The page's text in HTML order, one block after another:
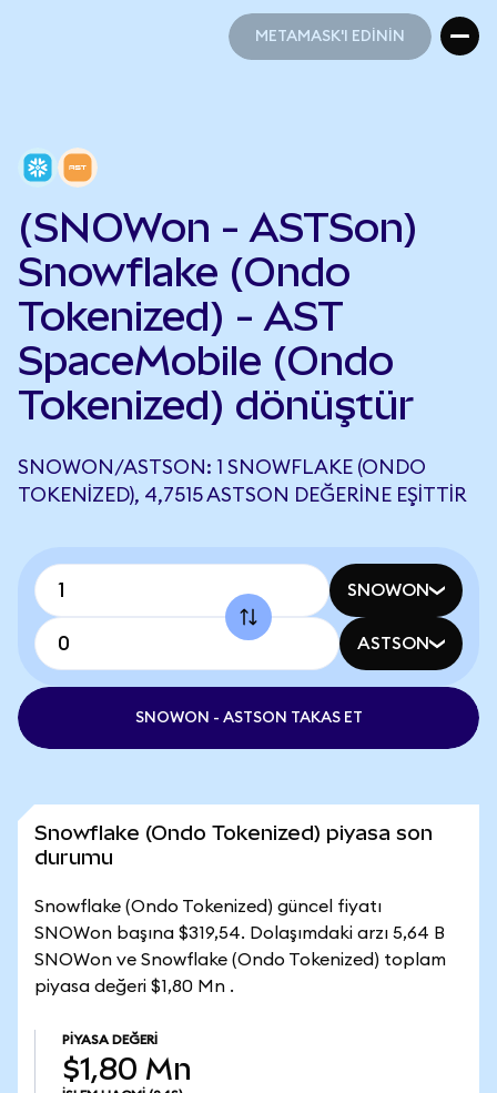
METAMASK'I EDİNİN
(SNOWon - ASTSon)
Snowflake (Ondo
Tokenized) - AST
SpaceMobile (Ondo
Tokenized) dönüştür
SNOWON/ASTSON: 1 SNOWFLAKE (ONDO
TOKENIZED), 4,7515 ASTSON DEĞERINE EŞITTIR
SNOWON
ASTSON
SNOWON - ASTSON TAKAS ET
Snowflake (Ondo Tokenized) piyasa son
durumu
Snowflake (Ondo Tokenized) güncel fiyatı
SNOWon başına $319,54. Dolaşımdaki arzı 5,64 B
SNOWon ve Snowflake (Ondo Tokenized) toplam
piyasa değeri $1,80 Mn .
PIYASA DEĞERI
$1,80 Mn